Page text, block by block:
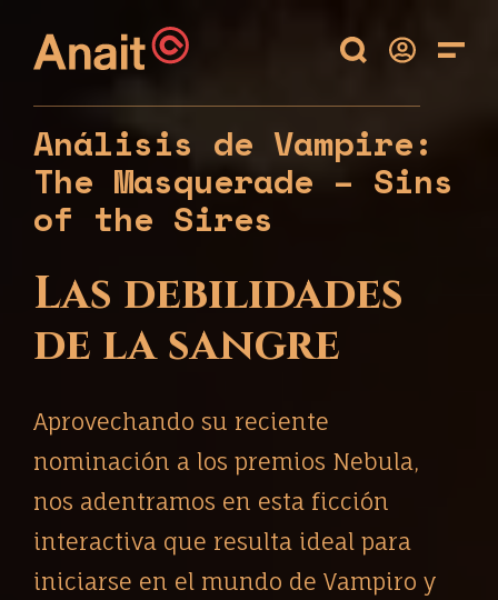
Análisis de Vampire:
The Masquerade – Sins
of the Sires
Las debilidades
de la sangre
Aprovechando su reciente
nominación a los premios Nebula,
nos adentramos en esta ficción
interactiva que resulta ideal para
iniciarse en el mundo de Vampiro y